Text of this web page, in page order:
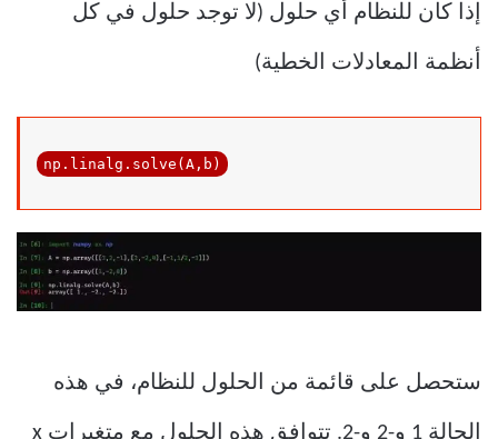
إذا كان للنظام أي حلول (لا توجد حلول في كل
أنظمة المعادلات الخطية)
np.linalg.solve(A,b)
ستحصل على قائمة من الحلول للنظام، في هذه
الحالة 1 و-2 و-2. تتوافق هذه الحلول مع متغيرات x